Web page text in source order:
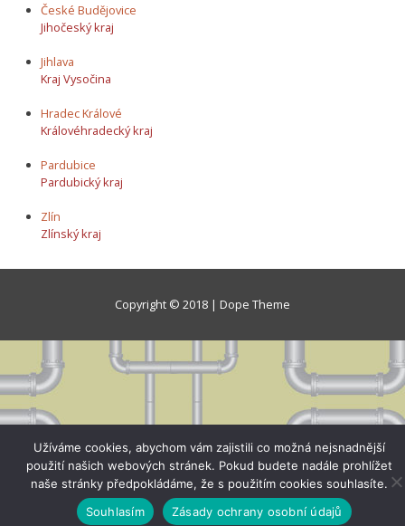
České Budějovice
Jihočeský kraj
Jihlava
Kraj Vysočina
Hradec Králové
Královéhradecký kraj
Pardubice
Pardubický kraj
Zlín
Zlínský kraj
Copyright © 2018 | Dope Theme
Užíváme cookies, abychom vám zajistili co možná nejsnadnější
použití našich webových stránek. Pokud budete nadále prohlížet
naše stránky předpokládáme, že s použitím cookies souhlasíte.
Souhlasím
Zásady ochrany osobní údajů